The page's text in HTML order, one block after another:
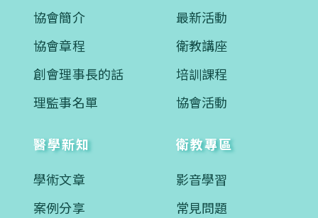
協會簡介
協會章程
創會理事長的話
理監事名單
最新活動
衛教講座
培訓課程
協會活動
醫學新知
學術文章
案例分享
衛教專區
影音學習
常見問題